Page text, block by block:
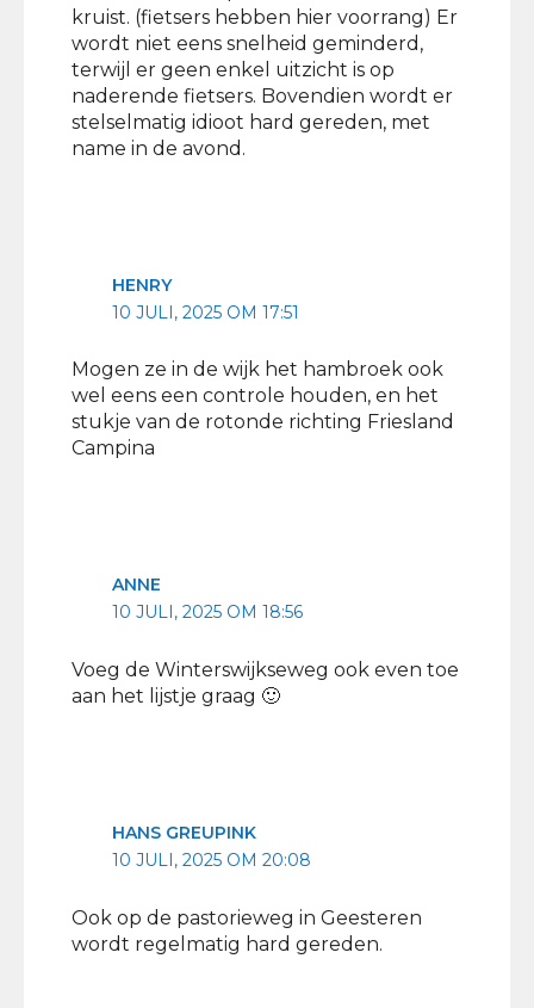
kruist. (fietsers hebben hier voorrang) Er
wordt niet eens snelheid geminderd,
terwijl er geen enkel uitzicht is op
naderende fietsers. Bovendien wordt er
stelselmatig idioot hard gereden, met
name in de avond.
HENRY
10 JULI, 2025 OM 17:51
Mogen ze in de wijk het hambroek ook
wel eens een controle houden, en het
stukje van de rotonde richting Friesland
Campina
ANNE
10 JULI, 2025 OM 18:56
Voeg de Winterswijkseweg ook even toe
aan het lijstje graag 🙂
HANS GREUPINK
10 JULI, 2025 OM 20:08
Ook op de pastorieweg in Geesteren
wordt regelmatig hard gereden.